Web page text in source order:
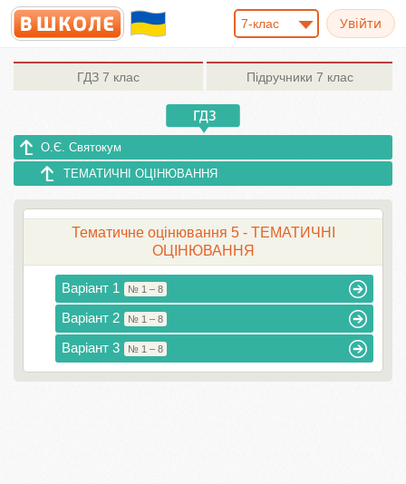
7-клас
ГДЗ 7 клас Підручники 7 клас
О.Є. Святокум
ТЕМАТИЧНІ ОЦІНЮВАННЯ
Тематичне оцінювання 5 - ТЕМАТИЧНІ
ОЦІНЮВАННЯ
Варіант 1 № 1 – 8
Варіант 2 № 1 – 8
Варіант 3 № 1 – 8